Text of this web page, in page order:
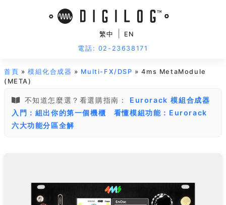
繁中
EN
電話: 02-23638171
首頁 »模組化合成器 » Multi-FX/DSP » 4ms MetaModule
(META)
不知道怎麼選？看選購指南：
Eurorack 模組合成器
入門：組出你的第一個機櫃
看懂模組功能：Eurorack
六大功能分區全解